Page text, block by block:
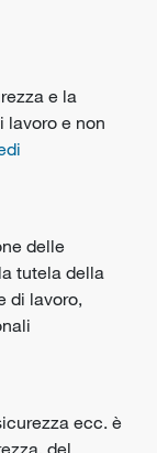
e la
lavoro e non
delle
tutela della
di lavoro,
ecc. è
del